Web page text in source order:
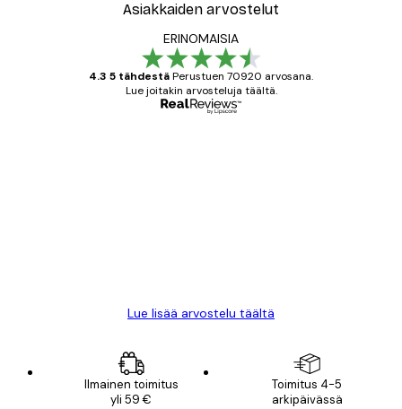
Asiakkaiden arvostelut
ERINOMAISIA
4.3 5 tähdestäPerustuen 70920 arvosana.
Lue joitakin arvosteluja täältä.
Lue lisää arvostelu täältä
Ilmainen toimitus
yli 59 €
Toimitus 4-5
arkipäivässä